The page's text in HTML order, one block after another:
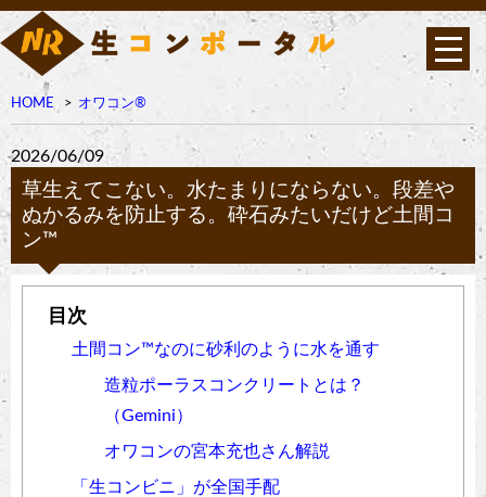
HOME オワコン®︎
2026/06/09
草生えてこない。水たまりにならない。段差や
ぬかるみを防止する。砕石みたいだけど土間コ
ン™︎
土間コン™︎なのに砂利のように水を通す
造粒ポーラスコンクリートとは？
（Gemini）
オワコンの宮本充也さん解説
「生コンビニ」が全国手配